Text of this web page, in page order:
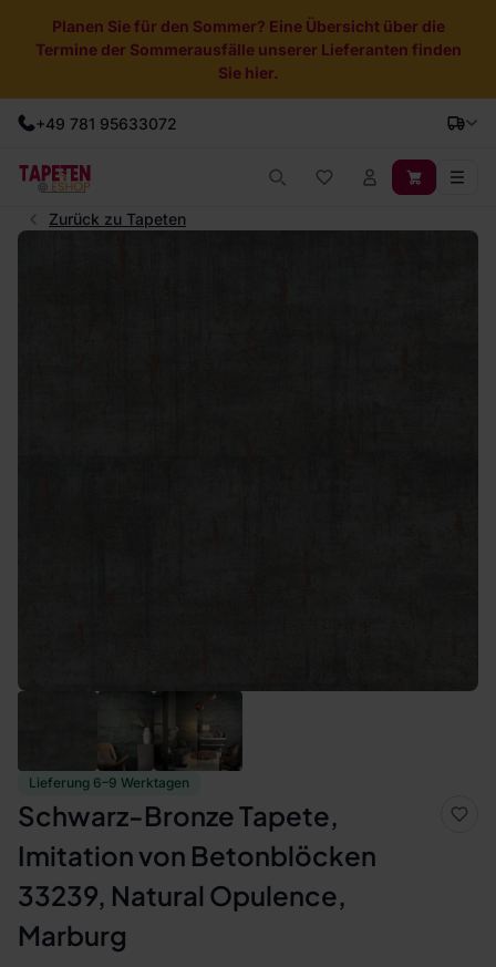
Planen Sie für den Sommer? Eine Übersicht über die
Termine der Sommerausfälle unserer Lieferanten finden
Sie hier.
+49 781 95633072
Zurück zu Tapeten
Lieferung 6–9 Werktagen
Schwarz-Bronze Tapete,
Imitation von Betonblöcken
33239, Natural Opulence,
Marburg